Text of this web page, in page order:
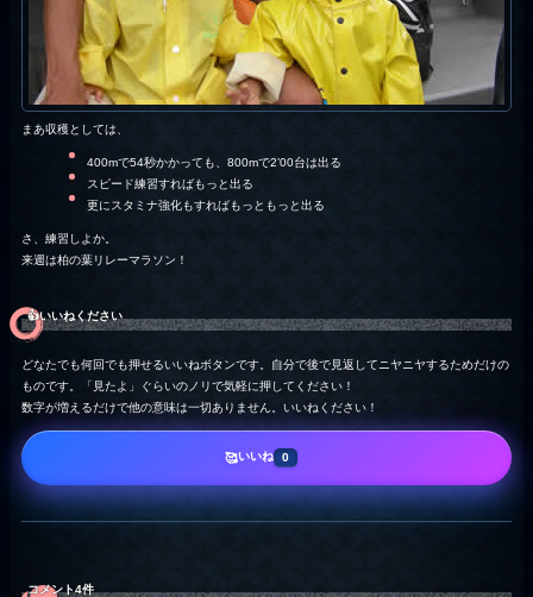
まあ収穫としては、
400mで54秒かかっても、800mで2’00台は出る
スピード練習すればもっと出る
更にスタミナ強化もすればもっともっと出る
さ、練習しよか。
来週は柏の葉リレーマラソン！
👍️いいねください
どなたでも何回でも押せるいいねボタンです。自分で後で見返してニヤニヤするためだけの
ものです。「見たよ」ぐらいのノリで気軽に押してください！
数字が増えるだけで他の意味は一切ありません。いいねください！
🥰いいね 0
コメント4件